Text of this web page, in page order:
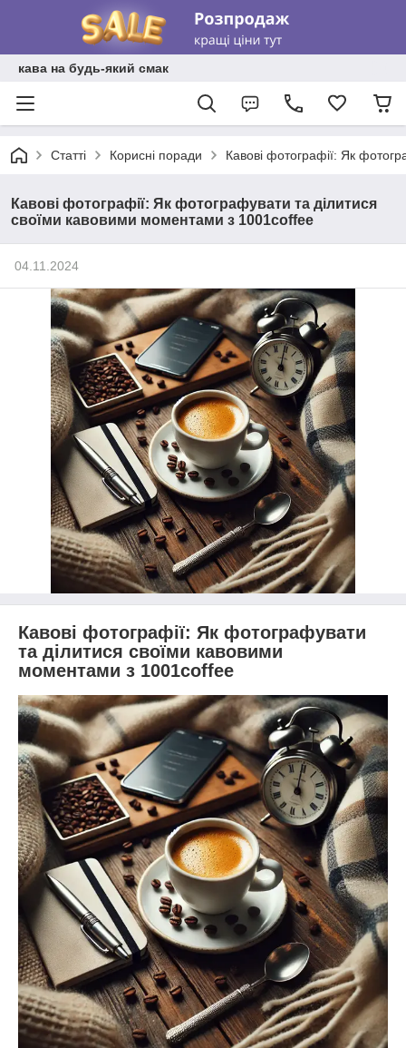
кава на будь-який смак
Статті Корисні поради Кавові фотографії: Як
Кавові фотографії: Як фотографувати та ділитися
своїми кавовими моментами з 1001coffee
04.11.2024
Кавові фотографії: Як фотографувати
та ділитися своїми кавовими
моментами з 1001coffee